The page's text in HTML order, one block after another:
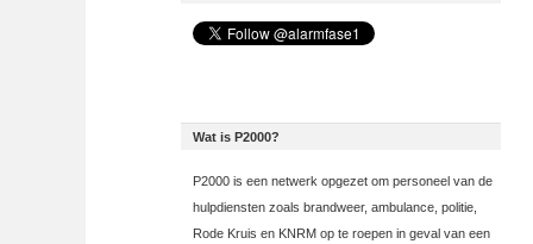
Wat is P2000?
P2000 is een netwerk opgezet om personeel van de
hulpdiensten zoals brandweer, ambulance, politie,
Rode Kruis en KNRM op te roepen in geval van een